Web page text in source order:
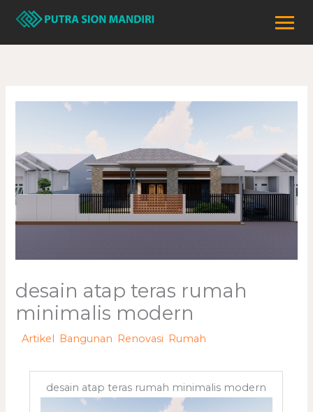
Lewati
konten
desain atap teras rumah
minimalis modern
/Artikel Bangunan Renovasi Rumah
desain atap teras rumah minimalis modern